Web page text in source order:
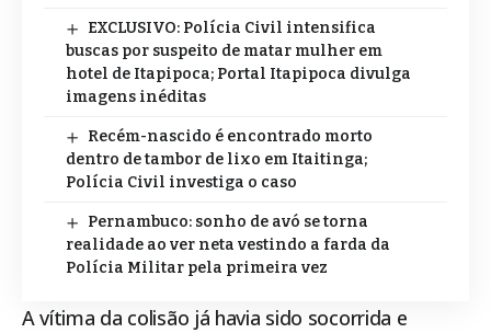
EXCLUSIVO: Polícia Civil intensifica
buscas por suspeito de matar mulher em
hotel de Itapipoca; Portal Itapipoca divulga
imagens inéditas
Recém-nascido é encontrado morto
dentro de tambor de lixo em Itaitinga;
Polícia Civil investiga o caso
Pernambuco: sonho de avó se torna
realidade ao ver neta vestindo a farda da
Polícia Militar pela primeira vez
A vítima da colisão já havia sido socorrida e